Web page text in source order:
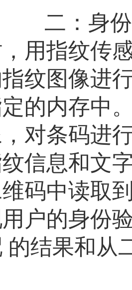
身份信息
用指纹传
纹图像进
的内存中
对条码进
信息和文
码中读取
户的身份
的结果和从